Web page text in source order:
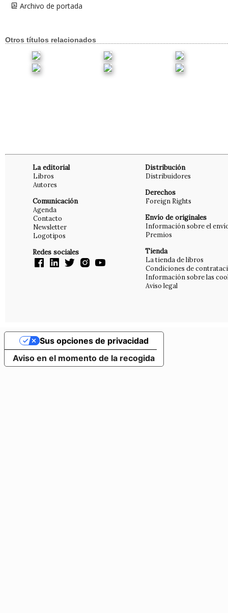
Archivo de portada
Otros títulos relacionados
La editorial
Libros
Autores
Comunicación
Agenda
Contacto
Newsletter
Logotipos
Redes sociales
Distribución
Distribuidores
Derechos
Foreign Rights
Envío de originales
Información sobre el
Premios
Tienda
La tienda de libros
Condiciones de
Información sobre las
Aviso legal
Aviso en el momento de la recogida
Sus opciones de privacidad